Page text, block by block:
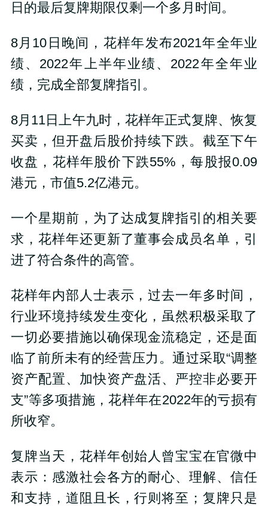
日的最后复牌期限仅剩一个多月时间。
8月10日晚间，花样年发布2021年全年业
绩、2022年上半年业绩、2022年全年业
绩，完成全部复牌指引。
8月11日上午九时，花样年正式复牌、恢复
买卖，但开盘后股价持续下跌。截至下午
收盘，花样年股价下跌55%，每股报0.09
港元，市值5.2亿港元。
一个星期前，为了达成复牌指引的相关要
求，花样年还更新了董事会成员名单，引
进了符合条件的高管。
花样年内部人士表示，过去一年多时间，
行业环境持续发生变化，虽然积极采取了
一切必要措施以确保现金流稳定，还是面
临了前所未有的经营压力。通过采取“调整
资产配置、加快资产盘活、严控非必要开
支”等多项措施，花样年在2022年的亏损有
所收窄。
复牌当天，花样年创始人曾宝宝在官微中
表示：感激社会各方的耐心、理解、信任
和支持，道阻且长，行则将至；复牌只是